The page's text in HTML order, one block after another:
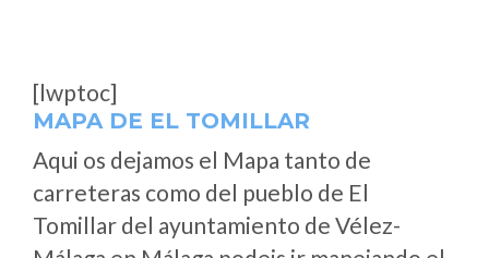
[lwptoc]
MAPA DE EL TOMILLAR
Aqui os dejamos el Mapa tanto de
carreteras como del pueblo de El
Tomillar del ayuntamiento de Vélez-